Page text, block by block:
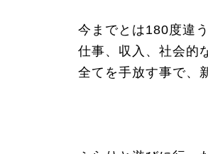
今までとは180度違う
仕事、収入、社会的
全てを手放す事で、